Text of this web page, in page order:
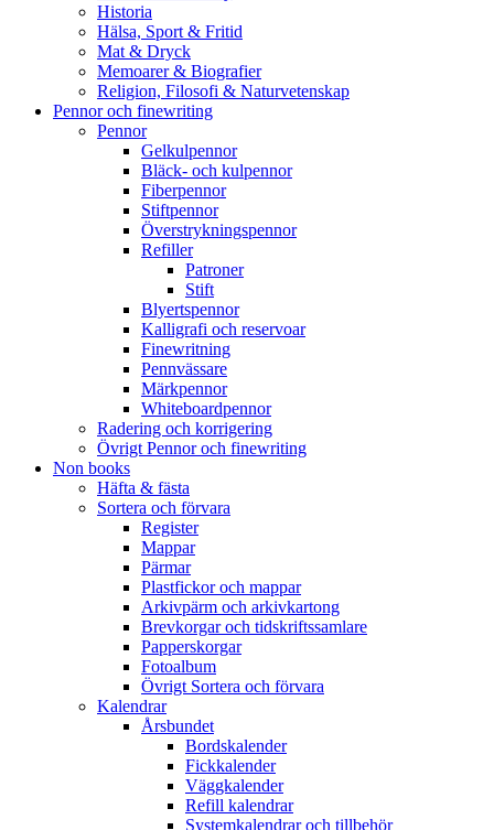
Historia
Hälsa, Sport & Fritid
Mat & Dryck
Memoarer & Biografier
Religion, Filosofi & Naturvetenskap
Pennor och finewriting
Pennor
Gelkulpennor
Bläck- och kulpennor
Fiberpennor
Stiftpennor
Överstrykningspennor
Refiller
Patroner
Stift
Blyertspennor
Kalligrafi och reservoar
Finewritning
Pennvässare
Märkpennor
Whiteboardpennor
Radering och korrigering
Övrigt Pennor och finewriting
Non books
Häfta & fästa
Sortera och förvara
Register
Mappar
Pärmar
Plastfickor och mappar
Arkivpärm och arkivkartong
Brevkorgar och tidskriftssamlare
Papperskorgar
Fotoalbum
Övrigt Sortera och förvara
Kalendrar
Årsbundet
Bordskalender
Fickkalender
Väggkalender
Refill kalendrar
Systemkalendrar och tillbehör